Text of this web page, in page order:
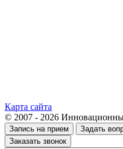
Карта сайта
© 2007 - 2026
Запись на прием Задать
Заказать звонок